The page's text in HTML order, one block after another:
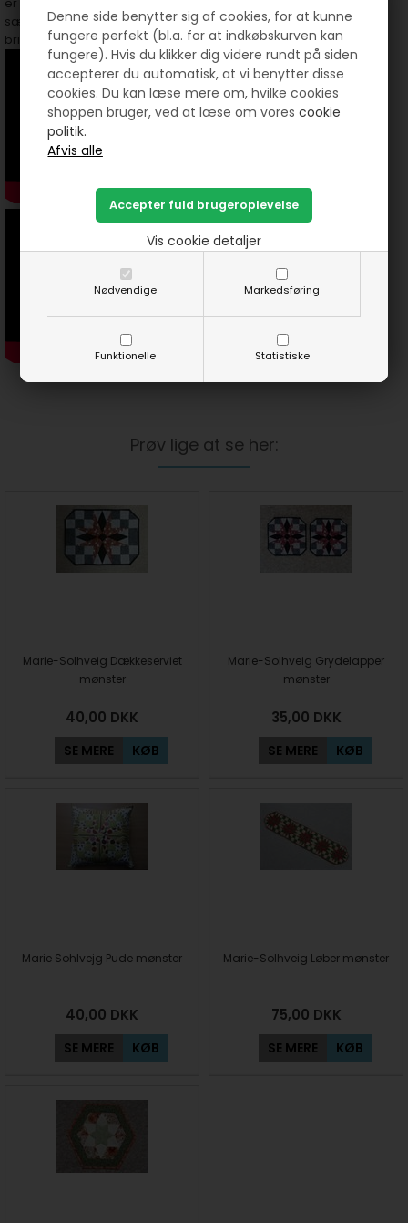
Denne side benytter sig af cookies, for at kunne
fungere perfekt (bl.a. for at indkøbskurven kan
fungere). Hvis du klikker dig videre rundt på siden
accepterer du automatisk, at vi benytter disse
cookies. Du kan læse mere om, hvilke cookies
shoppen bruger, ved at læse om vorescookie
politik.
Nødvendige Markedsføring
Funktionelle Statistiske
Vis cookie detaljer
særlige charme. Både til dig selv og som gave er det en idé, der
bringer smil og varme med sig.
Prøv lige at se her:
Marie-Solhveig Dækkeserviet
mønster
40,00 DKK
SE MERE KØB
Marie-Solhveig Grydelapper
mønster
35,00 DKK
SE MERE KØB
Marie Sohlvejg Pude mønster
40,00 DKK
SE MERE KØB
Marie-Solhveig Løber mønster
75,00 DKK
SE MERE KØB